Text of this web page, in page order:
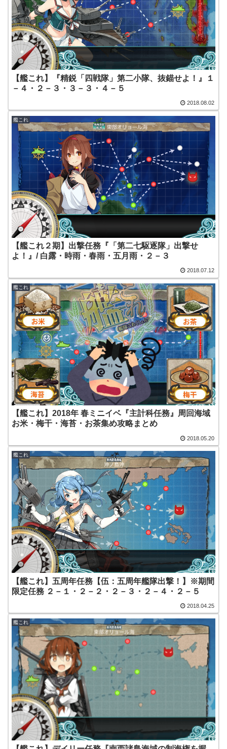
【艦これ】『精鋭「四戦隊」第二小隊、抜錨せよ！』１
－４・２－３・３－３・４－５
2018.08.02
艦これ
【艦これ２期】出撃任務『「第二七駆逐隊」出撃せ
よ！』/ 白露・時雨・春雨・五月雨・２－３
2018.07.12
艦これ
【艦これ】2018年 春ミニイベ『主計科任務』周回海域
お米・梅干・海苔・お茶集め攻略まとめ
2018.05.20
艦これ
【艦これ】五周年任務【伍：五周年艦隊出撃！】※期間
限定任務 ２－１・２－２・２－３・２－４・２－５
2018.04.25
艦これ